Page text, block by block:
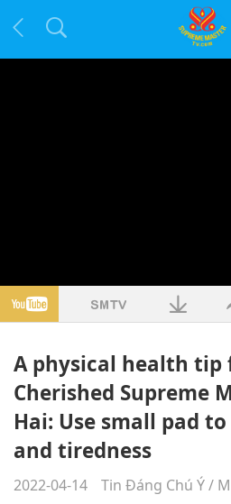
A physical health tip
Cherished Supreme
Hai: Use small pad
and tiredness
2022-04-14 Tin Đáng Chú Ý/